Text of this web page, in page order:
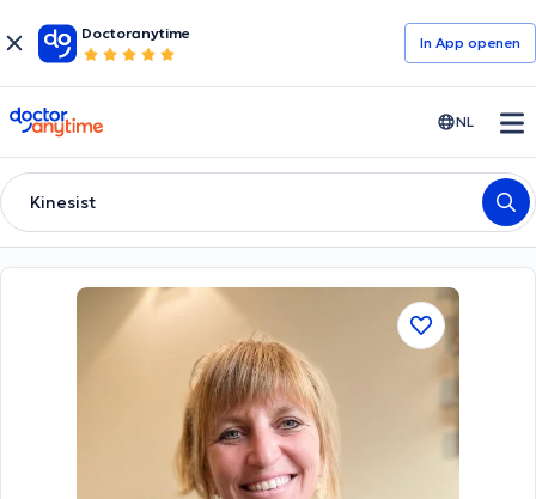
Doctoranytime
In App openen
doctoranytime NL
Kinesist